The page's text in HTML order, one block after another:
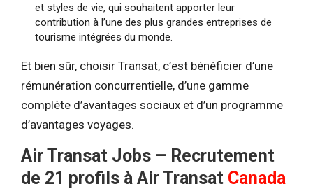
et styles de vie, qui souhaitent apporter leur
contribution à l’une des plus grandes entreprises de
tourisme intégrées du monde.
Et bien sûr, choisir Transat, c’est bénéficier d’une
rémunération concurrentielle, d’une gamme
complète d’avantages sociaux et d’un programme
d’avantages voyages.
Air Transat Jobs – Recrutement
de 21 profils à Air Transat Canada